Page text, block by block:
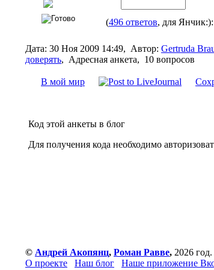
(496 ответов, для Янчик:):
Дата: 30 Ноя 2009 14:49, Автор: Gertruda
доверять, Адресная анкета, 10 вопросов
В мой мир
Код этой анкеты в блог
Для получения кода необходимо
© Андрей Акопянц, Роман Равве, 2026 год.
О проекте
Наш блог Наше приложение